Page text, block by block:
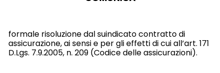
formale risoluzione dal suindicato contratto di
assicurazione, ai sensi e per gli effetti di cui all’art. 171
D.Lgs. 7.9.2005, n. 209 (Codice delle assicurazioni).